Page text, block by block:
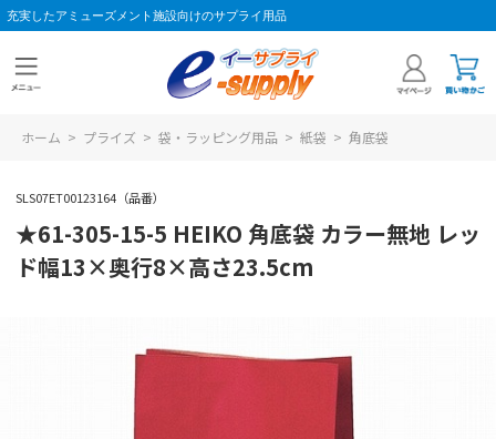
充実したアミューズメント施設向けのサプライ用品
ホーム > プライズ > 袋・ラッピング用品 > 紙袋 > 角底袋
SLS07ET00123164（品番）
★61-305-15-5 HEIKO 角底袋 カラー無地 レッ
ド幅13×奥行8×高さ23.5cm